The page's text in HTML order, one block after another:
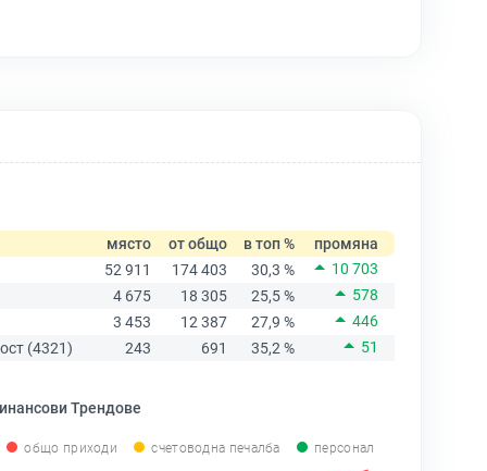
място от общо в топ %
промяна
52 911
174 403 30,3 %
10 703
4 675
18 305 25,5 %
578
3 453
12 387 27,9 %
446
(4321)
243 691 35,2 % 51
Трендове
общо приходи счетоводна печалба персонал